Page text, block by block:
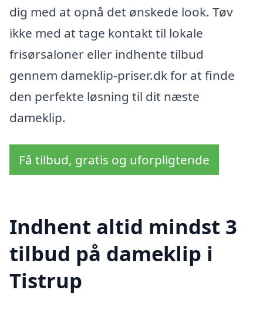
dig med at opnå det ønskede look. Tøv
ikke med at tage kontakt til lokale
frisørsaloner eller indhente tilbud
gennem dameklip-priser.dk for at finde
den perfekte løsning til dit næste
dameklip.
Få tilbud, gratis og uforpligtende
Indhent altid mindst 3
tilbud på dameklip i
Tistrup